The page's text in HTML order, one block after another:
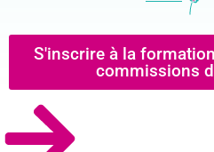
S'inscrire à la
commissions